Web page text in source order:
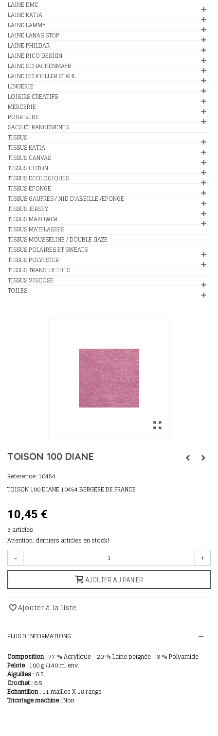
LAINE DMC
LAINE KATIA
LAINE LAMMY
LAINE LANAS STOP
LAINE PHILDAR
LAINE RICO DESIGN
LAINE SCHACHENMAYR
LAINE SCHOELLER STAHL
LINGERIE
LOISIRS CREATIFS
MERCERIE
POUR BEBE
SACS ET RANGEMENTS
TISSUS
TISSUS KATIA
TISSUS CANVAS
TISSUS COTON
TISSUS ECOLOGIQUES
TISSUS EPONGE
TISSUS GAUFRES / NID D'ABEILLE /EPONGE
TISSUS JERSEY
TISSUS MAKOWER
TISSUS MATELASSES
TISSUS MOUSSELINE / DOUBLE GAZE
TISSUS POLAIRES ET SWEATS
TISSUS POLYESTER
TISSUS TRANSLUCIDES
TISSUS VISCOSE
TOILES
TOISON 100 DIANE
Reference: 10454
TOISON 100 DIANE 10454 BERGERE DE FRANCE
10,45 €
3 articles
Attention: derniers articles en stock!
- +
AJOUTER AU PANIER
Ajouter à la liste
PLUS D'INFORMATIONS
Composition: 77 % Acrylique - 20 % Laine peignée - 3 % Polyamide
Pelote: 100g /140 m. env.
Aiguilles: 6.5
Crochet :6.5
Echantillon:11 mailles X 18 rangs
Tricotage machine :Non